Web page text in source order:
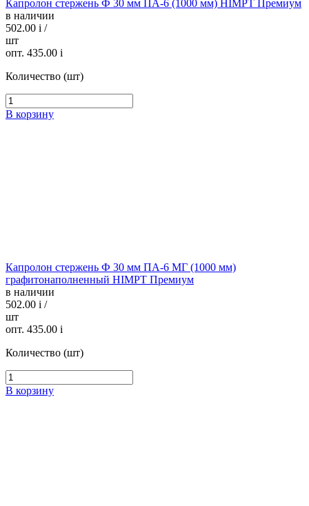
Капролон стержень Ф 30 мм ПА-6 (1000 мм) HIMPT Премиум
в наличии
502.00 i /
шт
опт. 435.00 i
Количество (шт)
В корзину
Капролон стержень Ф 30 мм ПА-6 МГ (1000 мм)
графитонаполненный HIMPT Премиум
в наличии
502.00 i /
шт
опт. 435.00 i
Количество (шт)
В корзину